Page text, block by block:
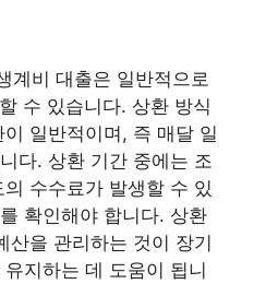
계비 대출은 일반적으로
수 있습니다. 상환 방식
일반적이며, 즉 매달 일
다. 상환 기간 중에는 조
수수료가 발생할 수 있
확인해야 합니다. 상환
산을 관리하는 것이 장기
지하는 데 도움이 됩니